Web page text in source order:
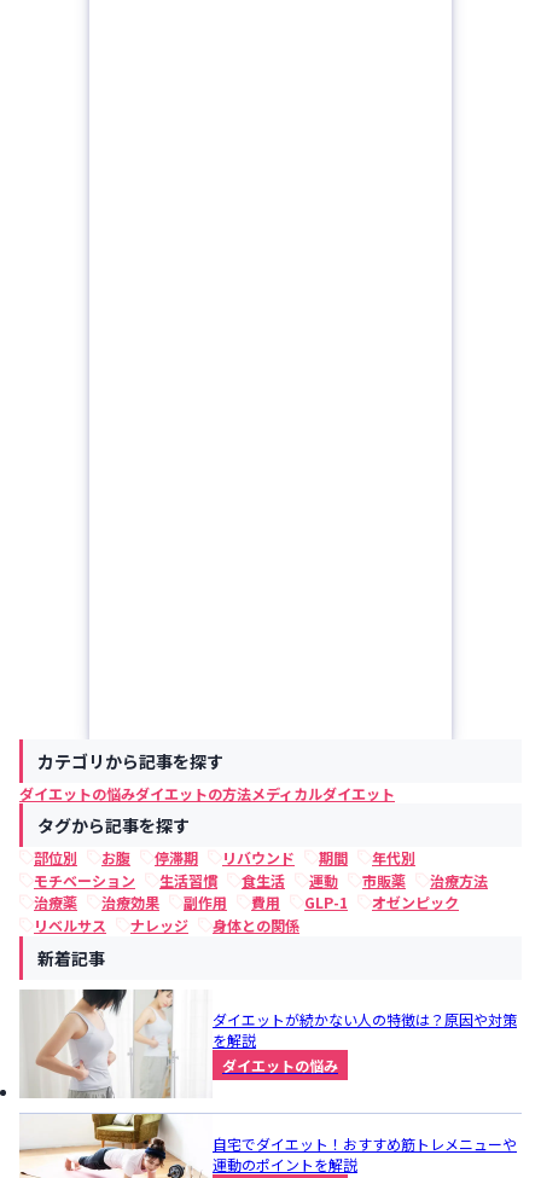
カテゴリから記事を探す
ダイエットの悩みダイエットの方法メディカルダイエット
タグから記事を探す
部位別 お腹 停滞期 リバウンド 期間
年代別
モチベーション
生活習慣 食生活 運動 市販薬
治療方法
治療薬
治療効果 副作用 費用 GLP-1
オゼンピック
リベルサス
ナレッジ 身体との関係
新着記事
ダイエットが続かない人の特徴は？原因や対策
を解説
ダイエットの悩み
自宅でダイエット！おすすめ筋トレメニューや
運動のポイントを解説